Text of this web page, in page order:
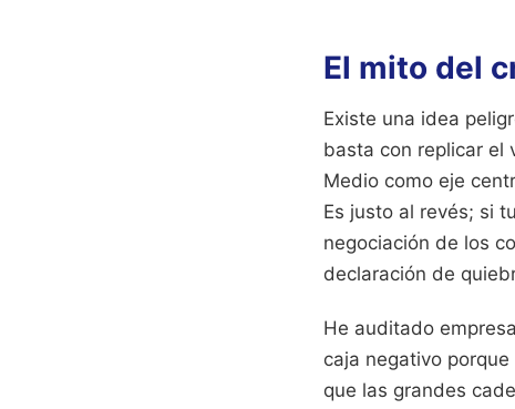
El mito del
Existe una idea
basta con replicar el
Medio como eje
Es justo al revés; si
negociación de los
declaración de
He auditado
caja negativo
que las grandes